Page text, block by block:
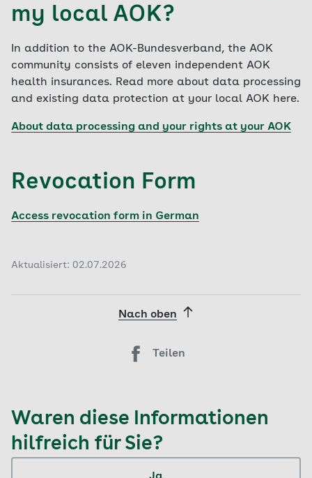
In the case of data processing based on
consent at any time with future effect
being carried out lawfully, you can contact us or
our data protection officer. You can reach our
Contact details of data protection officer:
Data protection officer at AOK
10178 Berlin
Informationsfreiheit
Friedrichstr. 219
10969 Berlin
phone: +49 (0)30 13889-0
e-mail:mailbox@datenschutz-berlin.de
my local AOK?
In addition to the AOK-Bundesverband, the AOK
community consists of eleven independent AOK
health insurances. Read more about data processing
and existing data protection at your local AOK here.
About data processing and your rights at your AOK
Revocation Form
Access revocation form in German
Aktualisiert: 02.07.2026
Nach oben
Teilen
Waren diese Informationen
hilfreich für Sie?